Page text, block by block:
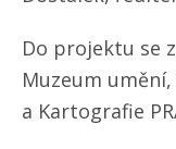
Do projektu se
Muzeum
a Kartografie